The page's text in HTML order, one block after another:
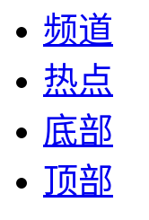
频道
热点
底部
顶部